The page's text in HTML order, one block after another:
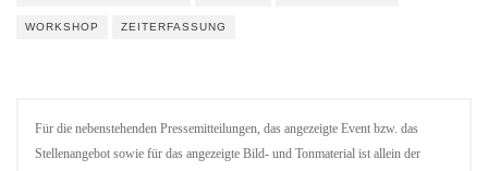
WORKSHOP ZEITERFASSUNG
Für die nebenstehenden Pressemitteilungen, das angezeigte Event bzw. das
Stellenangebot sowie für das angezeigte Bild- und Tonmaterial ist allein der